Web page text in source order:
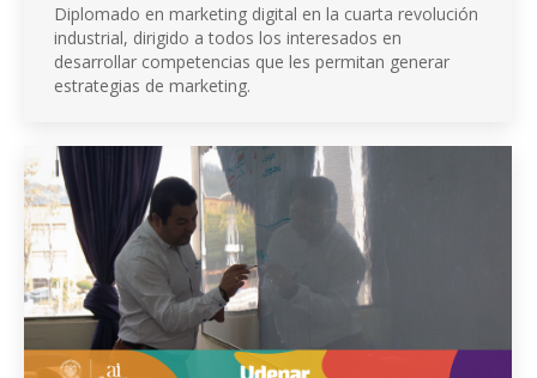
Diplomado en marketing digital en la cuarta revolución
industrial, dirigido a todos los interesados en
desarrollar competencias que les permitan generar
estrategias de marketing.